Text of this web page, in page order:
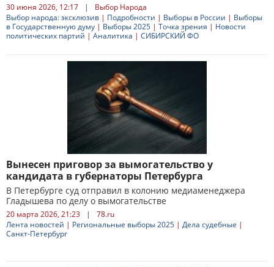
30 июня 2026, 12:17 |
Выбор Народа
Выбор народа: эксклюзив | Подробности | Выборы в России | Выборы
в Государственную думу | Выборы 2025 | Точка зрения | Новости
политических партий | Аналитика | СИБИРСКИЙ ФО
Вынесен приговор за вымогательство у
кандидата в губернаторы Петербурга
В Петербурге суд отправил в колонию медиаменеджера
Гладышева по делу о вымогательстве
20 марта 2026, 21:23 |
78.ru
Лента новостей | Региональные выборы 2025 | Дела судебные |
Санкт-Петербург